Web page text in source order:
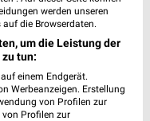
werden unseren
die Browserdaten.
um die Leistung der
tun:
einem Endgerät.
Werbeanzeigen. Erstellung
von Profilen zur
Profilen zur